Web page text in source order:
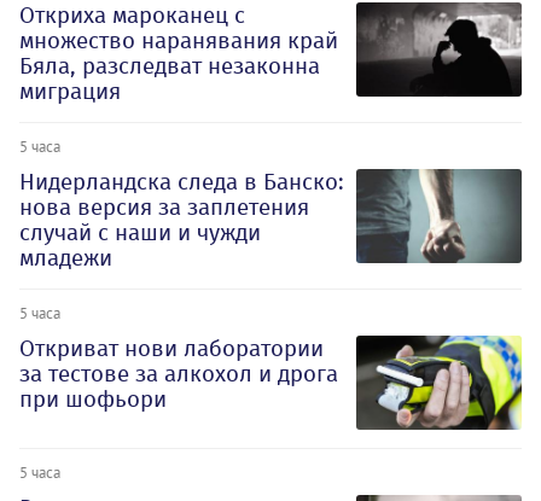
Откриха мароканец с
множество наранявания край
Бяла, разследват незаконна
миграция
5 часа
Нидерландска следа в Банско:
нова версия за заплетения
случай с наши и чужди
младежи
5 часа
Откриват нови лаборатории
за тестове за алкохол и дрога
при шофьори
5 часа